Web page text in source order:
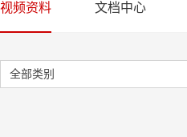
视频资料 文档中心
全部类别